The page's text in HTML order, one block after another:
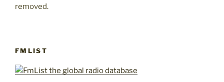
removed.
FMLIST